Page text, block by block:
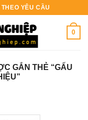
YÊU CẦU
0
GẮN THẺ “GẤU